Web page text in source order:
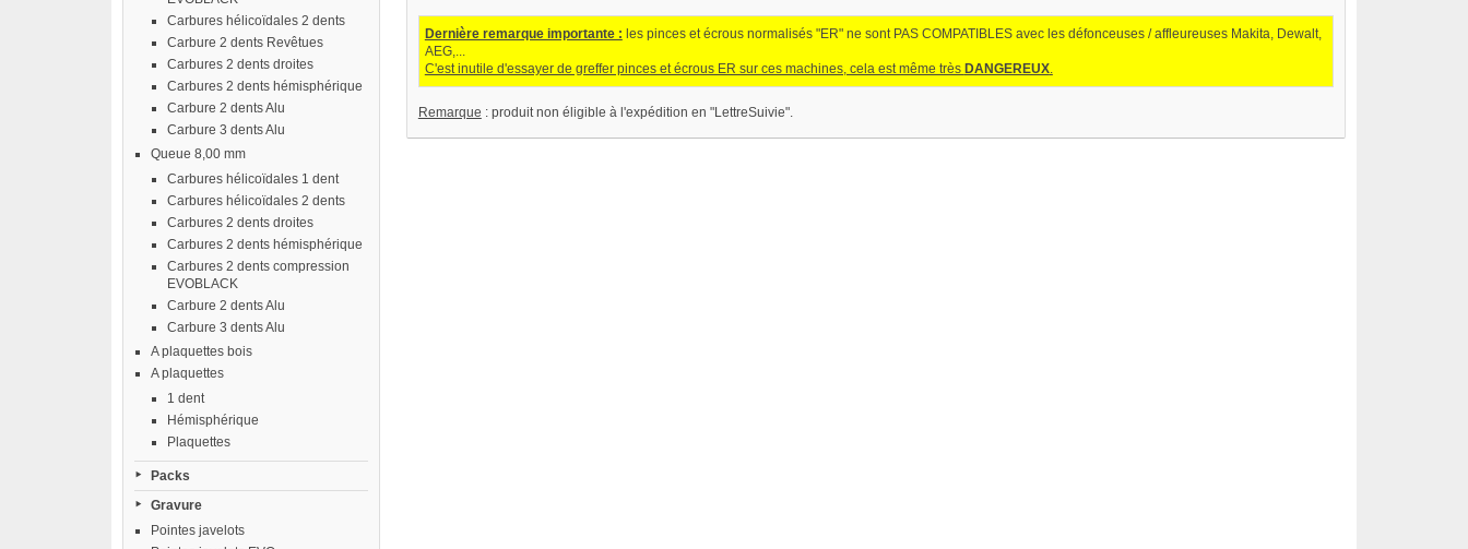
Carbures hélicoïdales 2 dents
Carbure 2 dents Revêtues
Carbures 2 dents droites
Carbures 2 dents hémisphérique
Carbure 2 dents Alu
Carbure 3 dents Alu
Queue 8,00 mm
Carbures hélicoïdales 1 dent
Carbures hélicoïdales 2 dents
Carbures 2 dents droites
Carbures 2 dents hémisphérique
Carbures 2 dents compression
EVOBLACK
Carbure 2 dents Alu
Carbure 3 dents Alu
A plaquettes bois
A plaquettes
1 dent
Hémisphérique
Plaquettes
Packs
Gravure
Pointes javelots
Dernière remarque importante : les pinces et écrous normalisés "ER" ne sont PAS COMPATIBLES avec les défonceuses / affleureuses Makita, Dewalt,
AEG,...
C'est inutile d'essayer de greffer pinces et écrous ER sur ces machines, cela est même très DANGEREUX.
Remarque : produit non éligible à l'expédition en "LettreSuivie".